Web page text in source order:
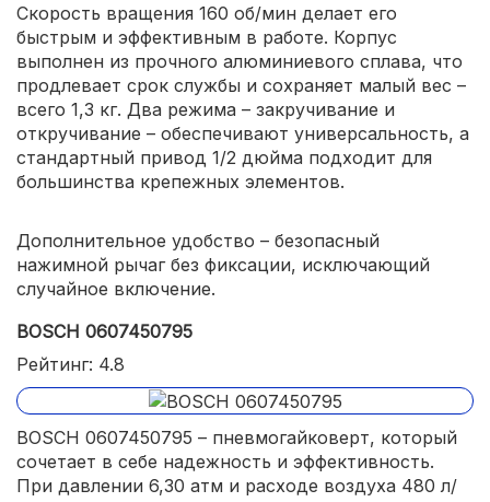
Скорость вращения 160 об/мин делает его
быстрым и эффективным в работе. Корпус
выполнен из прочного алюминиевого сплава, что
продлевает срок службы и сохраняет малый вес –
всего 1,3 кг. Два режима – закручивание и
откручивание – обеспечивают универсальность, а
стандартный привод 1/2 дюйма подходит для
большинства крепежных элементов.
Дополнительное удобство – безопасный
нажимной рычаг без фиксации, исключающий
случайное включение.
BOSCH 0607450795
Рейтинг: 4.8
BOSCH 0607450795 – пневмогайковерт, который
сочетает в себе надежность и эффективность.
При давлении 6,30 атм и расходе воздуха 480 л/